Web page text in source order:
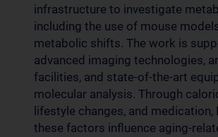
infrastructure to investigate
including the use of mouse
metabolic shifts. The work is
advanced imaging technologies,
facilities, and state-of-the-art
molecular analysis. Through
lifestyle changes, and medication,
these factors influence aging-